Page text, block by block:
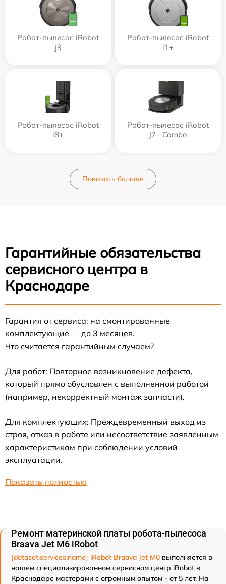
Робот-пылесос iRobot
j9
Робот-пылесос iRobot
i1+
Робот-пылесос iRobot
i8+
Робот-пылесос iRobot
J7+ Combo
Показать больше
Гарантийные обязательства
сервисного центра в
Краснодаре
Гарантия от сервиса: на смонтированные
комплектующие — до 3 месяцев.
Что считается гарантийным случаем?
Для работ: Повторное возникновение дефекта,
который прямо обусловлен с выполненной работой
(например, некорректный монтаж запчасти).
Для комплектующих: Преждевременный выход из
строя, отказ в работе или несоответствие заявленным
характеристикам при соблюдении условий
эксплуатации.
Показать полностью
Ремонт материнской платы робота-пылесоса
Braava Jet M6 iRobot
[dataset:services:name] iRobot Braava Jet M6 выполняется в
нашем специализированном сервисном центр iRobot в
Краснодаре мастерами с огромным опытом - от 5 лет. На